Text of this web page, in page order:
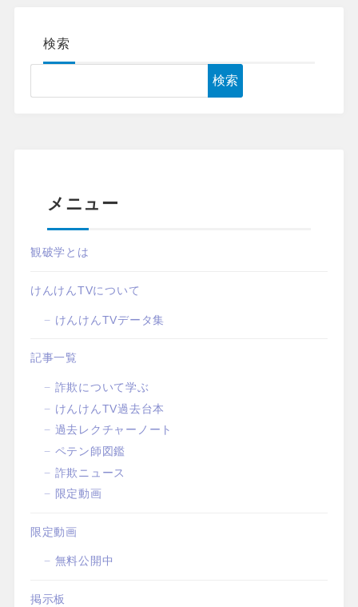
検索
検索
メニュー
観破学とは
けんけんTVについて
けんけんTVデータ集
記事一覧
詐欺について学ぶ
けんけんTV過去台本
過去レクチャーノート
ペテン師図鑑
詐欺ニュース
限定動画
限定動画
無料公開中
掲示板